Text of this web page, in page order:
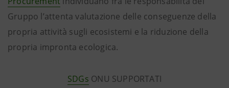
Gruppo l’attenta valutazione delle conseguenze della
propria attività sugli ecosistemi e la riduzione della
propria impronta ecologica.
SDGs ONU SUPPORTATI